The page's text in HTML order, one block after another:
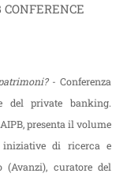
- Conferenza
del private banking.
presenta il volume
iniziative di ricerca e
(Avanzi), curatore del